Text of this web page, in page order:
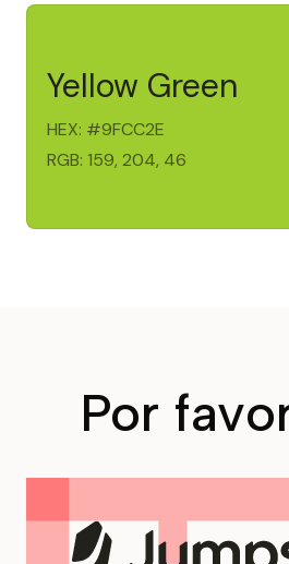
Yellow Green
HEX: #9FCC2E
RGB: 159, 204, 46
Por